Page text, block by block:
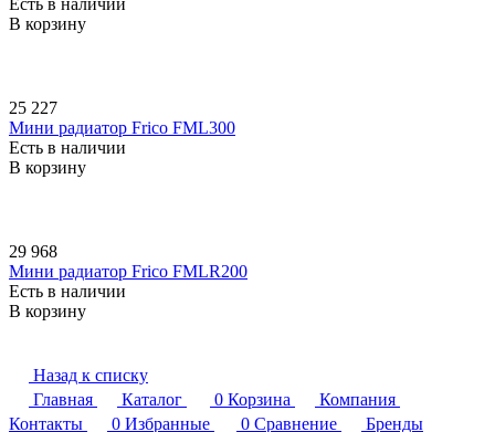
В корзину
25 227
Мини радиатор Frico FML300
Есть в наличии
В корзину
29 968
Мини радиатор Frico FMLR200
Есть в наличии
В корзину
Назад к списку
Главная
Каталог 0 Корзина
Компания
Контакты
0 Избранные 0 Сравнение
Бренды